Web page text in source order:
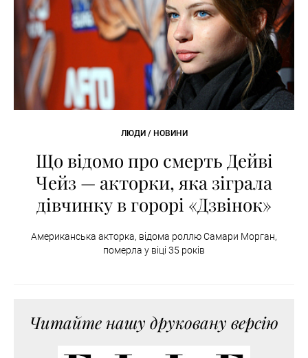
ЛЮДИ / НОВИНИ
Що відомо про смерть Дейві
Чейз — акторки, яка зіграла
дівчинку в горорі «Дзвінок»
Американська акторка, відома роллю Самари Морган,
померла у віці 35 років
Читайте нашу друковану версію